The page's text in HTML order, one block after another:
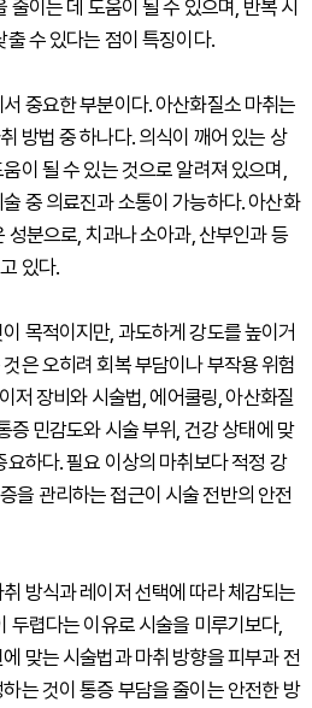
줄이는 데 도움이 될 수 있으며, 반복 시
수 있다는 점이 특징이다.
중요한 부분이다. 아산화질소 마취는
방법 중 하나다. 의식이 깨어 있는 상
이 될 수 있는 것으로 알려져 있으며,
중 의료진과 소통이 가능하다. 아산화
분으로, 치과나 소아과, 산부인과 등
있다.
목적이지만, 과도하게 강도를 높이거
은 오히려 회복 부담이나 부작용 위험
저 장비와 시술법, 에어쿨링, 아산화질
증 민감도와 시술 부위, 건강 상태에 맞
하다. 필요 이상의 마취보다 적정 강
을 관리하는 접근이 시술 전반의 안전
방식과 레이저 선택에 따라 체감되는
두렵다는 이유로 시술을 미루기보다,
맞는 시술법과 마취 방향을 피부과 전
는 것이 통증 부담을 줄이는 안전한 방